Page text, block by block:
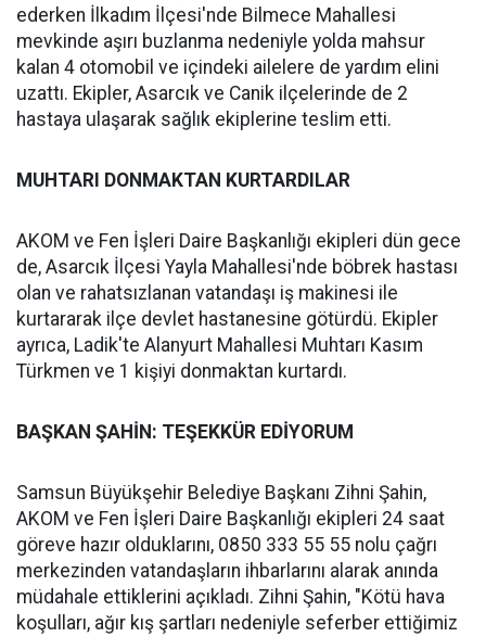
ederken İlkadım İlçesi'nde Bilmece Mahallesi
mevkinde aşırı buzlanma nedeniyle yolda mahsur
kalan 4 otomobil ve içindeki ailelere de yardım elini
uzattı. Ekipler, Asarcık ve Canik ilçelerinde de 2
hastaya ulaşarak sağlık ekiplerine teslim etti.
MUHTARI DONMAKTAN KURTARDILAR
AKOM ve Fen İşleri Daire Başkanlığı ekipleri dün gece
de, Asarcık İlçesi Yayla Mahallesi'nde böbrek hastası
olan ve rahatsızlanan vatandaşı iş makinesi ile
kurtararak ilçe devlet hastanesine götürdü. Ekipler
ayrıca, Ladik'te Alanyurt Mahallesi Muhtarı Kasım
Türkmen ve 1 kişiyi donmaktan kurtardı.
BAŞKAN ŞAHİN: TEŞEKKÜR EDİYORUM
Samsun Büyükşehir Belediye Başkanı Zihni Şahin,
AKOM ve Fen İşleri Daire Başkanlığı ekipleri 24 saat
göreve hazır olduklarını, 0850 333 55 55 nolu çağrı
merkezinden vatandaşların ihbarlarını alarak anında
müdahale ettiklerini açıkladı. Zihni Şahin, "Kötü hava
koşulları, ağır kış şartları nedeniyle seferber ettiğimiz